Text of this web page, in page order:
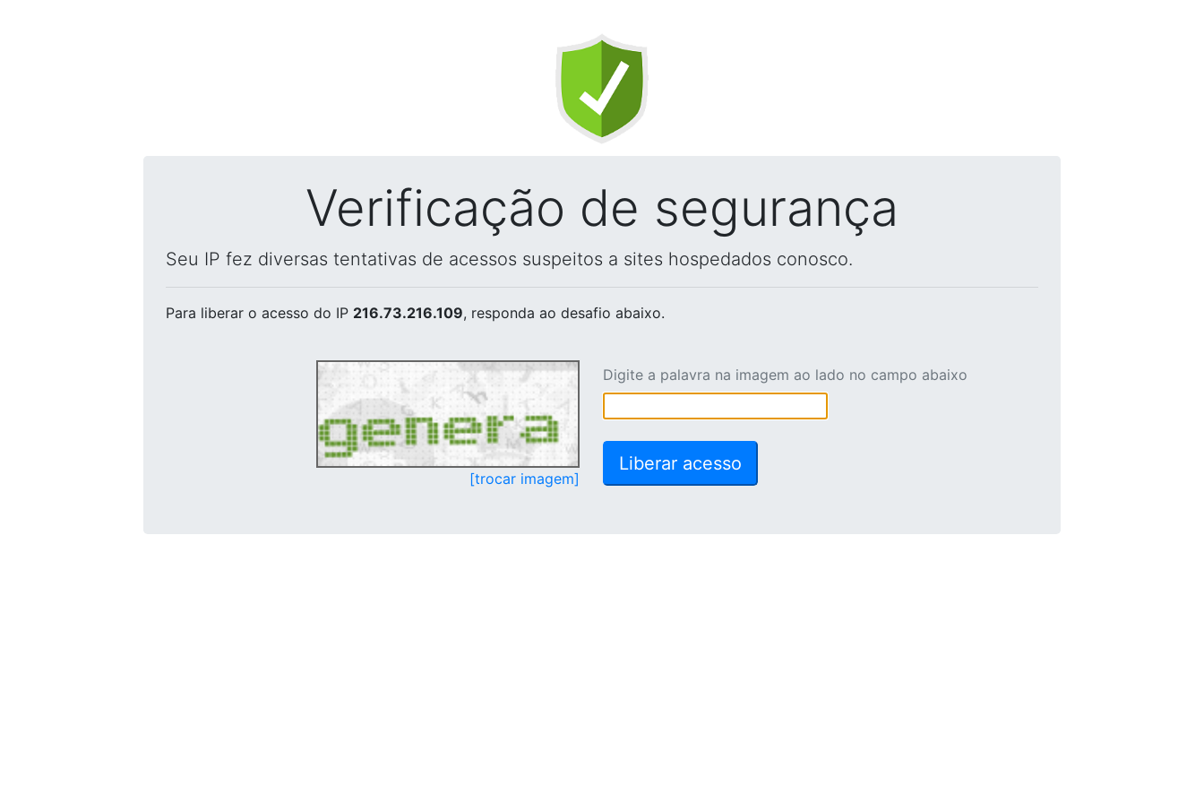
Verificação de segurança
Seu IP fez diversas tentativas de acessos suspeitos a sites hospedados conosco.
Para liberar o acesso do IP 216.73.216.109, responda ao desafio abaixo.
[trocar imagem]
Digite a palavra na imagem ao lado no campo abaixo